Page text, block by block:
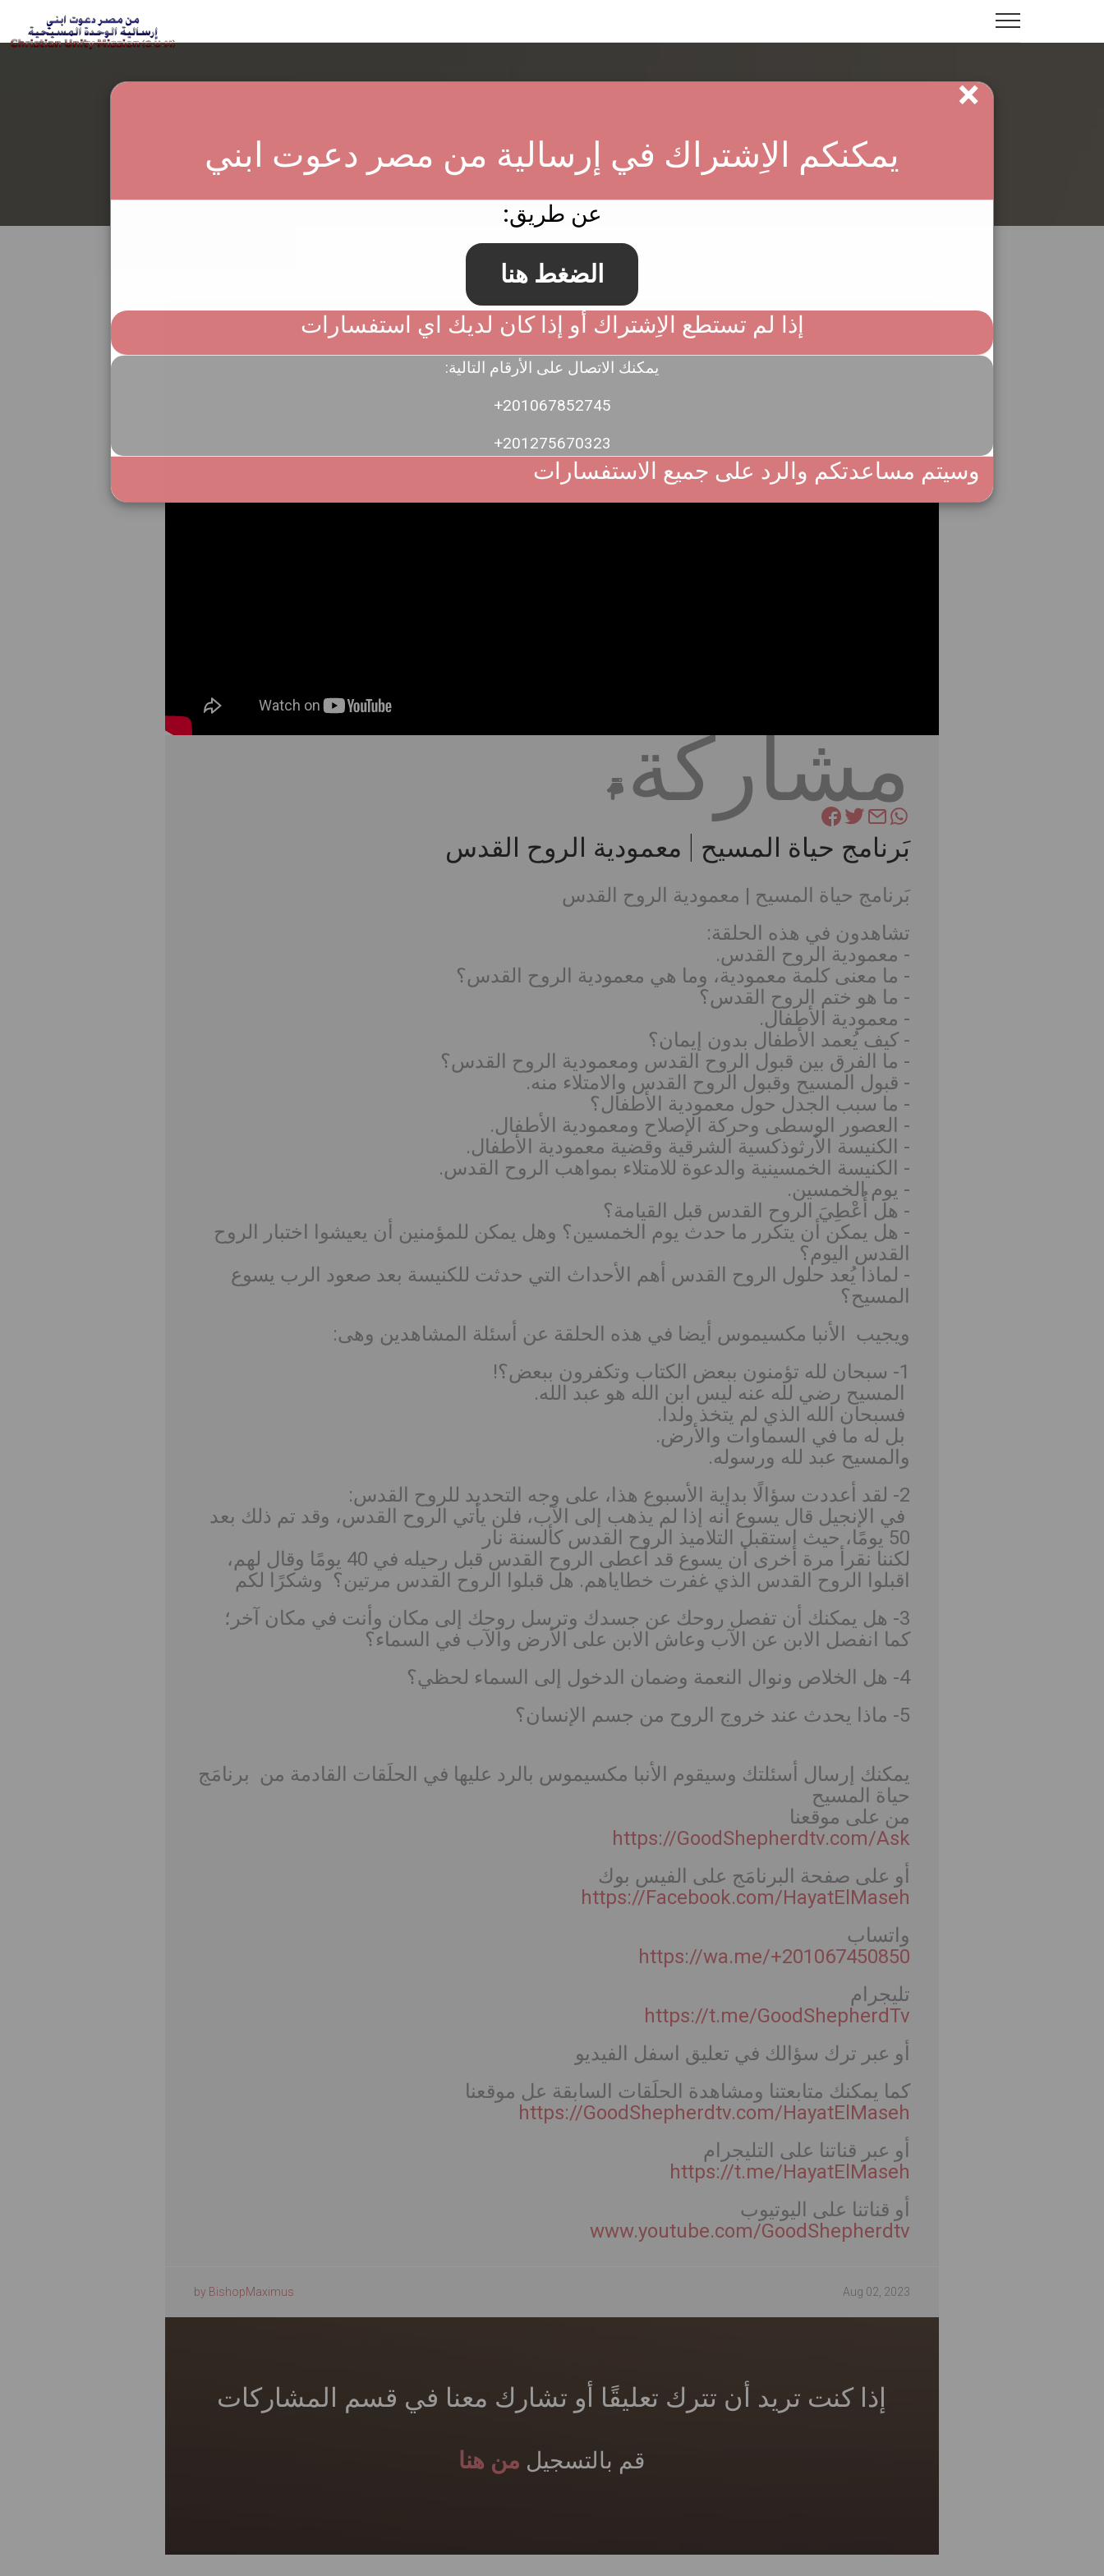
يمكنكم الاِشتراك في إرسالية من مصر دعوت ابني
:عن طريق
الضغط هنا
إذا لم تستطع الاِشتراك أو إذا كان لديك اي استفسارات
:يمكنك الاتصال على الأرقام التالية
+201067852745
+201275670323
وسيتم مساعدتكم والرد على جميع الاستفسارات
الرئيسية حياة المسيح بَرنامج حياة المسيح | معمودية الروح القدس
مشاركة
بَرنامج حياة المسيح | معمودية الروح القدس
بَرنامج حياة المسيح | معمودية الروح القدس
تشاهدون في هذه الحلقة:
- معمودية الروح القدس.
- ما معنى كلمة معمودية، وما هي معمودية الروح القدس؟
- ما هو ختم الروح القدس؟
- معمودية الأطفال.
- كيف يُعمد الأطفال بدون إيمان؟
- ما الفرق بين قبول الروح القدس ومعمودية الروح القدس؟
- قبول المسيح وقبول الروح القدس والامتلاء منه.
- ما سبب الجدل حول معمودية الأطفال؟
- العصور الوسطى وحركة الإصلاح ومعمودية الأطفال.
- الكنيسة الأرثوذكسية الشرقية وقضية معمودية الأطفال.
- الكنيسة الخمسينية والدعوة للامتلاء بمواهب الروح القدس.
- يوم الخمسين.
- هل أُعْطِيَ الروح القدس قبل القيامة؟
- هل يمكن أن يتكرر ما حدث يوم الخمسين؟ وهل يمكن للمؤمنين أن يعيشوا اختبار الروح
القدس اليوم؟
- لماذا يُعد حلول الروح القدس أهم الأحداث التي حدثت للكنيسة بعد صعود الرب يسوع
المسيح؟
ويجيب الأنبا مكسيموس أيضا في هذه الحلقة عن أسئلة المشاهدين وهى:
1- سبحان لله تؤمنون ببعض الكتاب وتكفرون ببعض؟!
المسيح رضي لله عنه ليس ابن الله هو عبد الله.
فسبحان الله الذي لم يتخذ ولدا.
بل له ما في السماوات والأرض.
والمسيح عبد لله ورسوله.
2- لقد أعددت سؤالًا بداية الأسبوع هذا، على وجه التحديد للروح القدس:
في الإنجيل قال يسوع أنه إذا لم يذهب إلى الآب، فلن يأتي الروح القدس، وقد تم ذلك بعد
50 يومًا، حيث استقبل التلاميذ الروح القدس كألسنة نار
لكننا نقرأ مرة أخرى أن يسوع قد أعطى الروح القدس قبل رحيله في 40 يومًا وقال لهم،
اقبلوا الروح القدس الذي غفرت خطاياهم. هل قبلوا الروح القدس مرتين؟ وشكرًا لكم
3- هل يمكنك أن تفصل روحك عن جسدك وترسل روحك إلى مكان وأنت في مكان آخر؛
كما انفصل الابن عن الآب وعاش الابن على الأرض والآب في السماء؟
4- هل الخلاص ونوال النعمة وضمان الدخول إلى السماء لحظي؟
5- ماذا يحدث عند خروج الروح من جسم الإنسان؟
يمكنك إرسال أسئلتك وسيقوم الأنبا مكسيموس بالرد عليها في الحلَقات القادمة من برنامَج
حياة المسيح
من على موقعنا
https://GoodShepherdtv.com/Ask
أو على صفحة البرنامَج على الفيس بوك
https://Facebook.com/HayatElMaseh
واتساب
https://wa.me/+201067450850
تليجرام
https://t.me/GoodShepherdTv
أو عبر ترك سؤالك في تعليق اسفل الفيديو
كما يمكنك متابعتنا ومشاهدة الحلَقات السابقة عل موقعنا
https://GoodShepherdtv.com/HayatElMaseh
أو عبر قناتنا على التليجرام
https://t.me/HayatElMaseh
أو قناتنا على اليوتيوب
www.youtube.com/GoodShepherdtv
Aug 02, 2023
by BishopMaximus
إذا كنت تريد أن تترك تعليقًا أو تشارك معنا في قسم المشاركات
قم بالتسجيل من هنا